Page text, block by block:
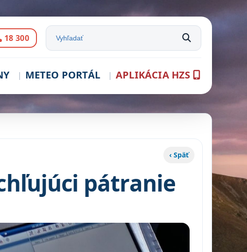
Volanie:
18 300 Vyhľadať na stránke
METEO PORTÁL APLIKÁCIA HZS
‹ Späť
pátranie